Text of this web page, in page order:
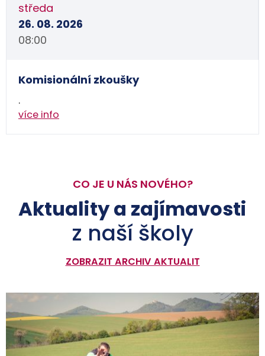
středa
26. 08. 2026
08:00
Komisionální zkoušky
.
více info
CO JE U NÁS NOVÉHO?
Aktuality a zajímavosti
z naší školy
ZOBRAZIT ARCHIV AKTUALIT